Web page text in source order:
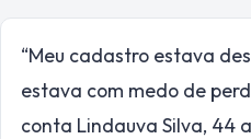
“Meu cadastro estava
estava com medo de
conta Lindauva Silva, 44